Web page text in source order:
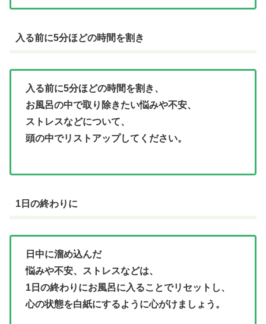
入る前に5分ほどの時間を割き
入る前に5分ほどの時間を割き、
お風呂の中で取り除きたい悩みや不安、
ストレスなどについて、
頭の中でリストアップしてください。
1日の終わりに
日中に溜め込んだ
悩みや不安、ストレスなどは、
1日の終わりにお風呂に入ることでリセットし、
心の状態を白紙にするように心がけましょう。